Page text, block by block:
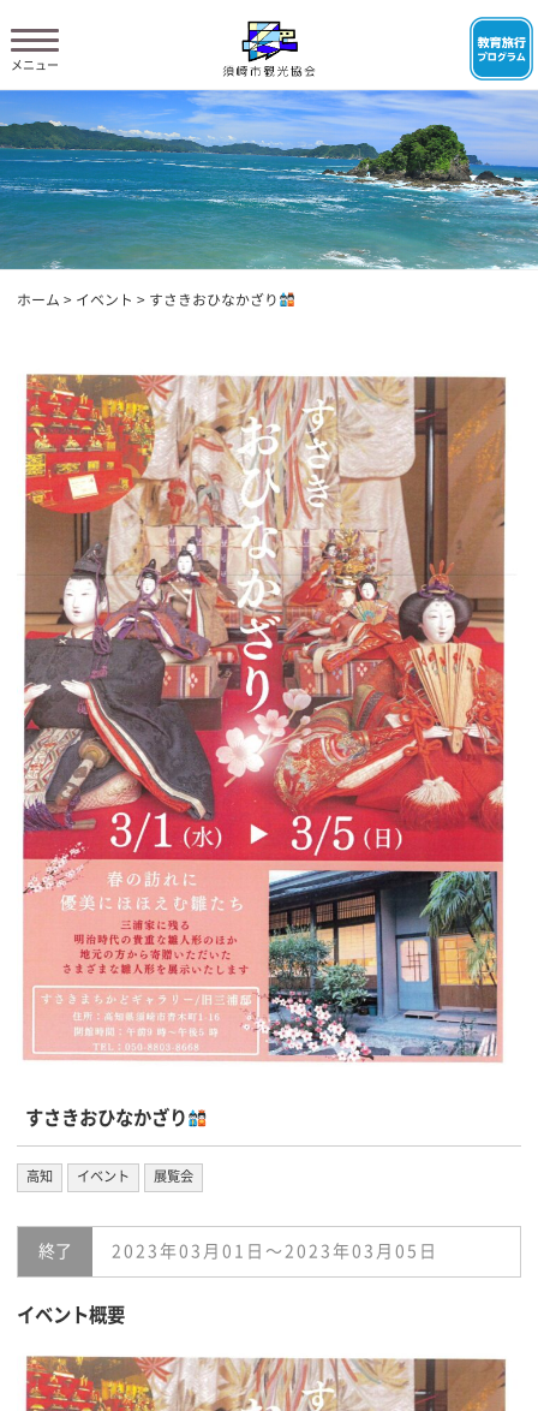
ホーム > イベント > すさきおひなかざり
すさきおひなかざり
高知 イベント 展覧会
終了 2023年03月01日〜2023年03月05日
イベント概要